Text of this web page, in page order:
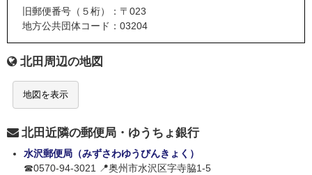
旧郵便番号（５桁）：〒023
地方公共団体コード：03204
北田周辺の地図
地図を表示
北田近隣の郵便局・ゆうちょ銀行
水沢郵便局（みずさわゆうびんきょく）
☎0570-94-3021 📍奥州市水沢区字寺脇1-5